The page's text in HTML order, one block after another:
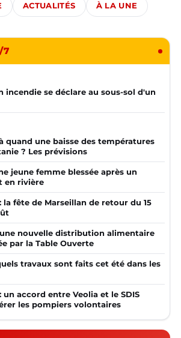
ACTUALITÉS À LA UNE
7
incendie se déclare au sous-sol d'un
quand une baisse des températures
? Les prévisions
jeune femme blessée après un
en rivière
la fête de Marseillan de retour du 15
nouvelle distribution alimentaire
par la Table Ouverte
travaux sont faits cet été dans les
un accord entre Veolia et le SDIS
les pompiers volontaires